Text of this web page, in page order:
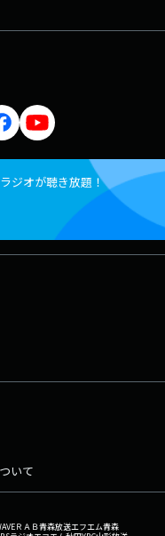
ジオが聴き放題！
いて
ＲＡＢ青森放送エフエム青森